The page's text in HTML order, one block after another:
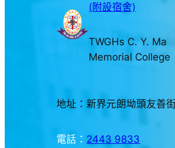
(附設宿舍)
TWGHs C. Y. Ma
Memorial College
地址：新界元朗坳頭友善
電話： 2443 9833